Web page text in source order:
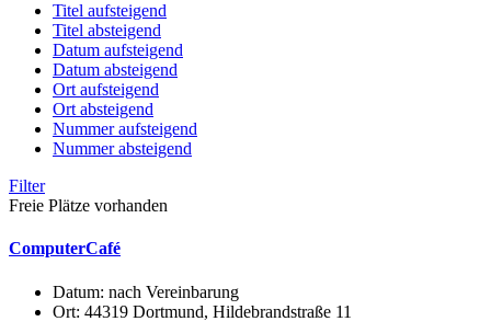
Titel aufsteigend
Titel absteigend
Datum aufsteigend
Datum absteigend
Ort aufsteigend
Ort absteigend
Nummer aufsteigend
Nummer absteigend
Filter
Freie Plätze vorhanden
ComputerCafé
Datum: nach Vereinbarung
Ort: 44319 Dortmund, Hildebrandstraße 11